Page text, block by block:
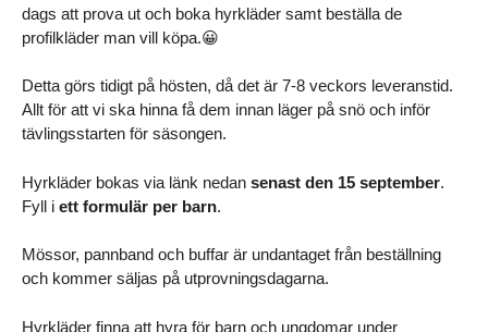
dags att prova ut och boka hyrkläder samt beställa de
profilkläder man vill köpa.😀
Detta görs tidigt på hösten, då det är 7-8 veckors leveranstid.
Allt för att vi ska hinna få dem innan läger på snö och inför
tävlingsstarten för säsongen.
Hyrkläder bokas via länk nedan senast den 15 september.
Fyll i ett formulär per barn.
Mössor, pannband och buffar är undantaget från beställning
och kommer säljas på utprovningsdagarna.
Hyrkläder finna att hyra för barn och ungdomar under